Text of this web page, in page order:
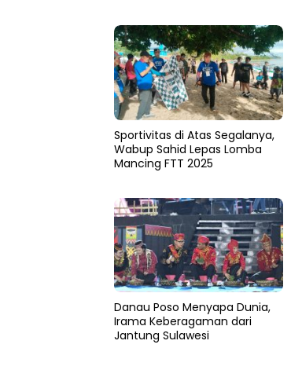
Sportivitas di Atas Segalanya,
Wabup Sahid Lepas Lomba
Mancing FTT 2025
Danau Poso Menyapa Dunia,
Irama Keberagaman dari
Jantung Sulawesi